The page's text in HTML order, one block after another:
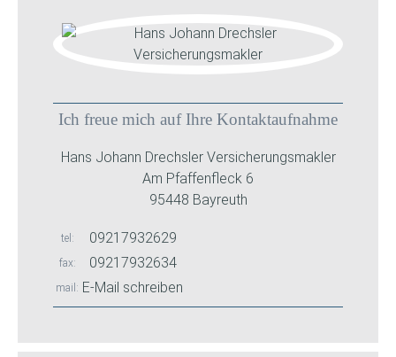
Ich freue mich auf Ihre Kontaktaufnahme
Hans Johann Drechsler Versicherungsmakler
Am Pfaffenfleck 6
95448 Bayreuth
tel 09217932629
fax 09217932634
mail E-Mail schreiben